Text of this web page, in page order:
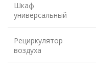
Шкаф
универсальный
Рециркулятор
воздуха